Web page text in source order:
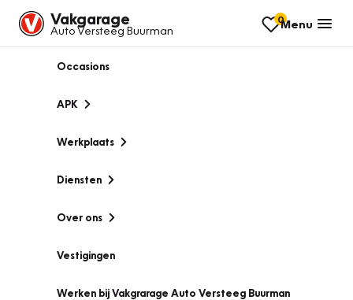
Vakgarage
Auto Versteeg Buurman
0Menu
Occasions
APK
Werkplaats
Diensten
Over ons
Vestigingen
Werken bij Vakgrarage Auto Versteeg Buurman